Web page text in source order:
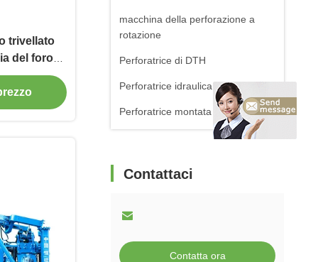
macchina della perforazione a
rotazione
Perforatrice di DTH
Perforatrice idraulica del cingolo
Perforatrice montata camion
Contattaci
Contatta ora
trivellato
del foro